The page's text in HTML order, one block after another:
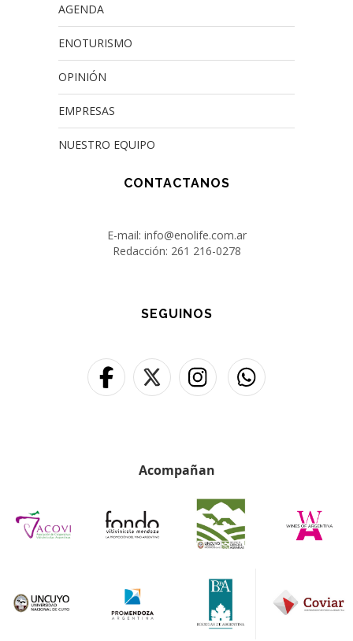
AGENDA
ENOTURISMO
OPINIÓN
EMPRESAS
NUESTRO EQUIPO
CONTACTANOS
E-mail: info@enolife.com.ar
Redacción: 261 216-0278
SEGUINOS
Acompañan